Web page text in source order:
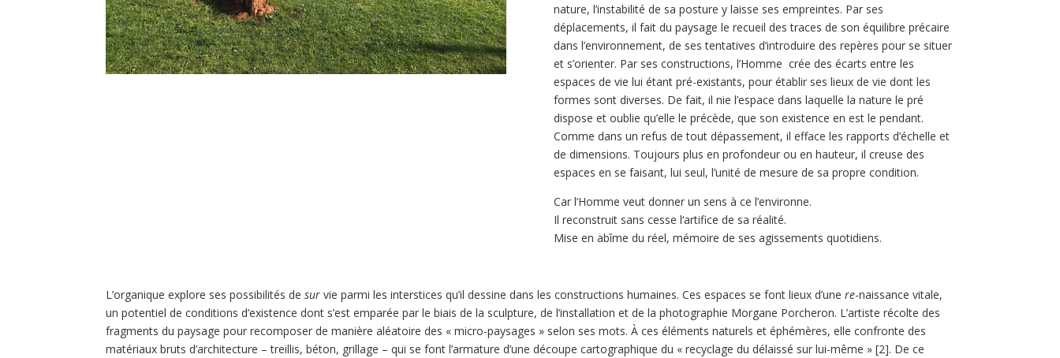
nature, l’instabilité de sa posture y laisse ses empreintes. Par ses
déplacements, il fait du paysage le recueil des traces de son équilibre précaire
dans l’environnement, de ses tentatives d’introduire des repères pour se situer
et s’orienter. Par ses constructions, l’Homme crée des écarts entre les
espaces de vie lui étant pré-existants, pour établir ses lieux de vie dont les
formes sont diverses. De fait, il nie l’espace dans laquelle la nature le pré
dispose et oublie qu’elle le précède, que son existence en est le pendant.
Comme dans un refus de tout dépassement, il efface les rapports d’échelle et
de dimensions. Toujours plus en profondeur ou en hauteur, il creuse des
espaces en se faisant, lui seul, l’unité de mesure de sa propre condition.
Car l’Homme veut donner un sens à ce l’environne.
Il reconstruit sans cesse l‘artifice de sa réalité.
Mise en abîme du réel, mémoire de ses agissements quotidiens.
L’organique explore ses possibilités desurvie parmi les interstices qu’il dessine dans les constructions humaines. Ces espaces se font lieux d’unere-naissance vitale,
un potentiel de conditions d’existence dont s’est emparée par le biais de la sculpture, de l’installation et de la photographie Morgane Porcheron. L’artiste récolte des
fragments du paysage pour recomposer de manière aléatoire des « micro-paysages » selon sesmots. À ces éléments naturels et éphémères, elle confronte des
matériaux bruts d’architecture – treillis, béton, grillage – qui se font l’armature d’une découpe cartographique du « recyclage du délaissé sur lui-même » [2]. Dece